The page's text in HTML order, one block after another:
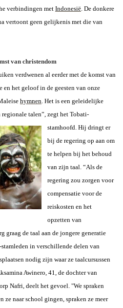
verbindingen met Indonesië. De donkere
vertoont geen gelijkenis met die van
van christendom
verdwenen al eerder met de komst van
en het geloof in de geesten van onze
hymnen. Het is een geleidelijke
talen”, zegt het Tobati-
stamhoofd. Hij dringt er
bij de regering op aan om
te helpen bij het behoud
van zijn taal. “Als de
regering zou zorgen voor
compensatie voor de
reiskosten en het
opzetten van
graag de taal aan de jongere generatie
in verschillende delen van
nodig zijn waar ze taalcursussen
Awinero, 41, de dochter van
Nafri, deelt het gevoel. "We spraken
ze naar school gingen, spraken ze meer